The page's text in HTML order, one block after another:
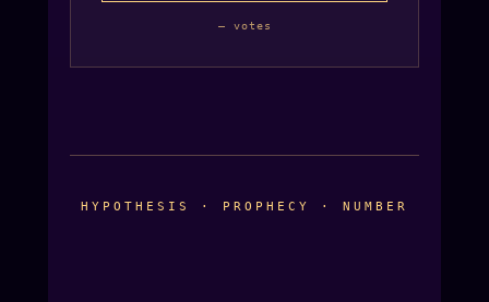
— votes
HYPOTHESIS · PROPHECY · NUMBER